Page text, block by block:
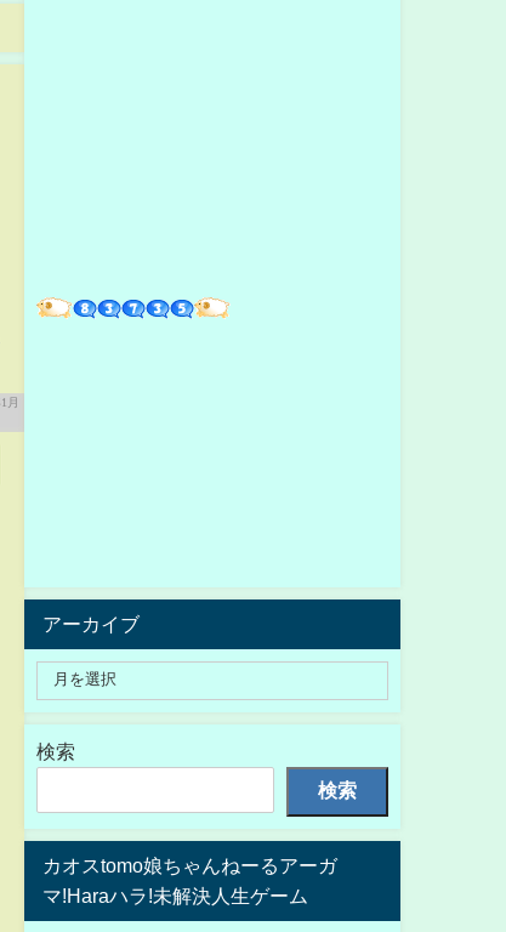
アーカイブ
検索
検索
カオスtomo娘ちゃんねーるアーガ
マ!Haraハラ!未解決人生ゲーム